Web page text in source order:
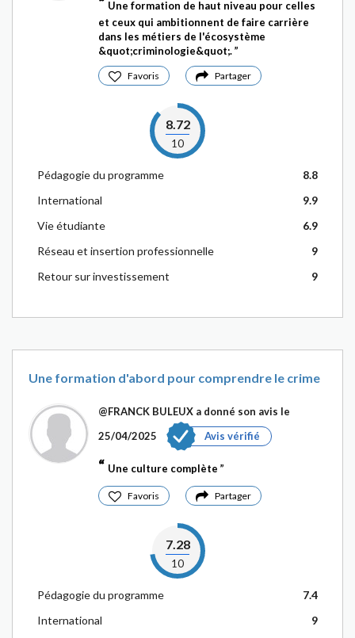
Une formation de haut niveau pour celles
et ceux qui ambitionnent de faire carrière
dans les métiers de l'écosystème
&quot;criminologie&quot;.
Favoris Partager
8.72
10
Pédagogie du programme
8.8
International
9.9
Vie étudiante
6.9
Réseau et insertion professionnelle
9
Retour sur investissement
9
Une formation d'abord pour comprendre le crime
@FRANCK BULEUX a donné son avis le
25/04/2025
Avis vérifié
Une culture complète
Favoris Partager
7.28
10
Pédagogie du programme
7.4
International
9